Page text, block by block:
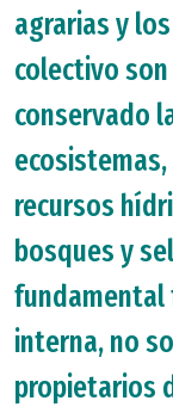
agrarias y
colectivo
conservado
recursos
bosques y
fundamental
interna, no
propietarios